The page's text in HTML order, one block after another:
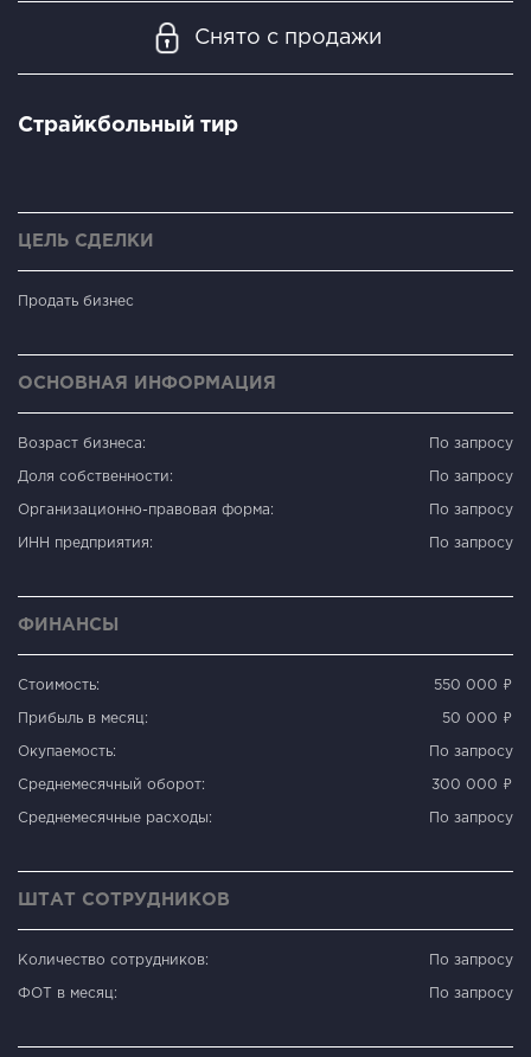
Снято с продажи
Страйкбольный тир
ЦЕЛЬ СДЕЛКИ
Продать бизнес
ОСНОВНАЯ ИНФОРМАЦИЯ
Возраст бизнеса: По запросу
Доля собственности: По запросу
Организационно-правовая форма: По запросу
ИНН предприятия: По запросу
ФИНАНСЫ
Стоимость: 550 000 ₽
Прибыль в месяц: 50 000 ₽
Окупаемость: По запросу
Среднемесячный оборот: 300 000 ₽
Среднемесячные расходы: По запросу
ШТАТ СОТРУДНИКОВ
Количество сотрудников: По запросу
ФОТ в месяц: По запросу